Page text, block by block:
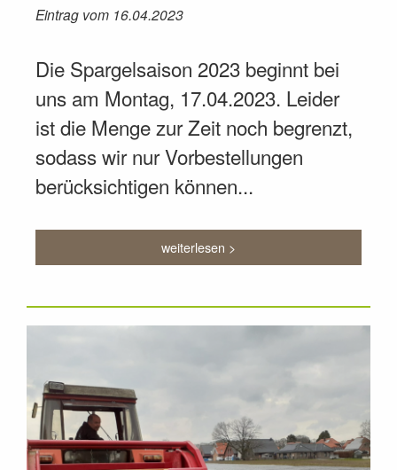
Eintrag vom 16.04.2023
Die Spargelsaison 2023 beginnt bei
uns am Montag, 17.04.2023. Leider
ist die Menge zur Zeit noch begrenzt,
sodass wir nur Vorbestellungen
berücksichtigen können...
weiterlesen >